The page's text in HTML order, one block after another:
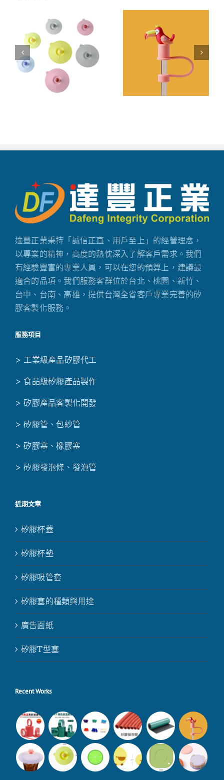
達豐正業秉持「誠信正直、用戶至上」的經營理念，
以專業的精神，高度的熱忱深入了解客戶需求。我們
有經驗豐富的專業人員，可以在您的預算上，建議最
適合的品項。我們服務客群位於台北、桃園、新竹、
台中、台南、高雄，提供台灣全省客戶專業完善的矽
膠客製化服務。
服務項目
> 工業級產品矽膠代工
> 食品級矽膠產品製作
> 矽膠產品客製化開發
> 矽膠管、包紗管
> 矽膠塞、橡膠塞
> 矽膠發泡條、發泡管
近期文章
矽膠杯蓋
矽膠杯墊
矽膠吸管套
矽膠塞的種類與用途
廣告面紙
矽膠T型塞
Recent Works